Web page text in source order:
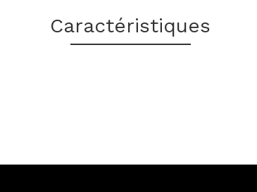
Caractéristiques